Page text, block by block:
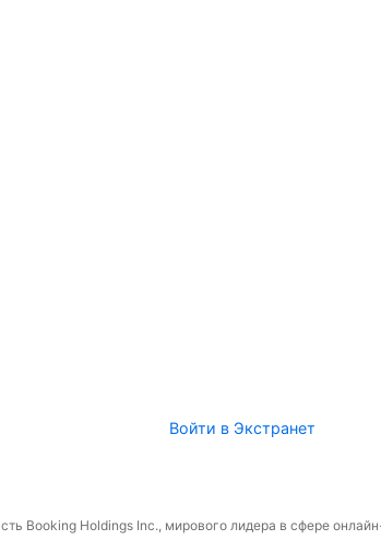
Войти в Экстранет
Booking Holdings Inc., мирового лидера в сфере